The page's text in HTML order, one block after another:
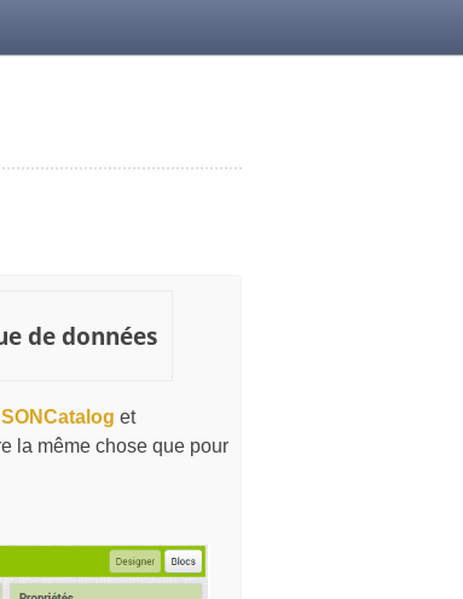
de données
et
la même chose que pour